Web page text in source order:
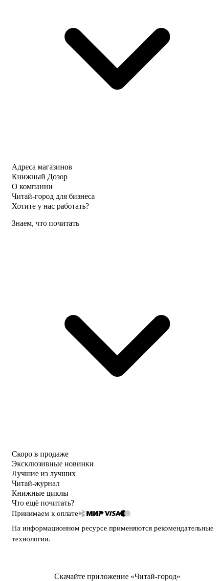
Адреса магазинов
Книжный Дозор
О компании
Читай-город для бизнеса
Хотите у нас работать?
Знаем, что почитать
Скоро в продаже
Эксклюзивные новинки
Лучшие из лучших
Читай-журнал
Книжные циклы
Что ещё почитать?
Принимаем к оплате
На информационном ресурсе применяются рекомендательные
технологии.
Скачайте приложение «Читай-город»